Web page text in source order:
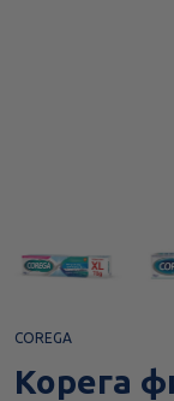
COREGA
Корега